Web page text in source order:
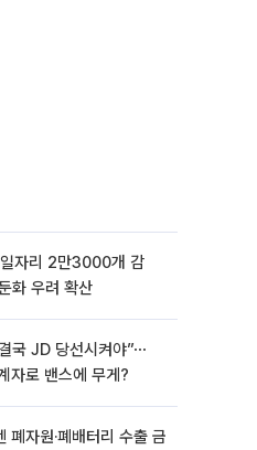
자리 2만3000개 감
화 우려 확산
국 JD 당선시켜야”⋯
자로 밴스에 무게?
폐자원·폐배터리 수출 금